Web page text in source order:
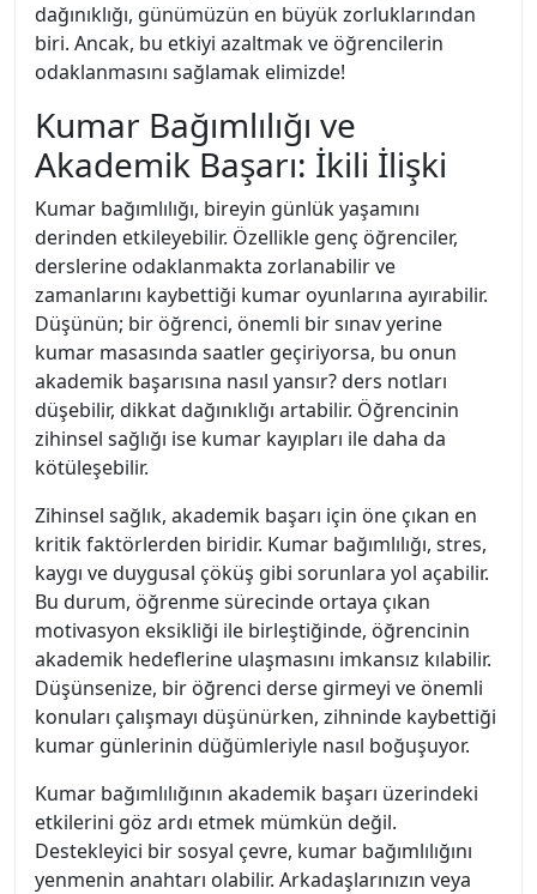
dağınıklığı, günümüzün en büyük zorluklarından
biri. Ancak, bu etkiyi azaltmak ve öğrencilerin
odaklanmasını sağlamak elimizde!
Kumar Bağımlılığı ve
Akademik Başarı: İkili İlişki
Kumar bağımlılığı, bireyin günlük yaşamını
derinden etkileyebilir. Özellikle genç öğrenciler,
derslerine odaklanmakta zorlanabilir ve
zamanlarını kaybettiği kumar oyunlarına ayırabilir.
Düşünün; bir öğrenci, önemli bir sınav yerine
kumar masasında saatler geçiriyorsa, bu onun
akademik başarısına nasıl yansır? ders notları
düşebilir, dikkat dağınıklığı artabilir. Öğrencinin
zihinsel sağlığı ise kumar kayıpları ile daha da
kötüleşebilir.
Zihinsel sağlık, akademik başarı için öne çıkan en
kritik faktörlerden biridir. Kumar bağımlılığı, stres,
kaygı ve duygusal çöküş gibi sorunlara yol açabilir.
Bu durum, öğrenme sürecinde ortaya çıkan
motivasyon eksikliği ile birleştiğinde, öğrencinin
akademik hedeflerine ulaşmasını imkansız kılabilir.
Düşünsenize, bir öğrenci derse girmeyi ve önemli
konuları çalışmayı düşünürken, zihninde kaybettiği
kumar günlerinin düğümleriyle nasıl boğuşuyor.
Kumar bağımlılığının akademik başarı üzerindeki
etkilerini göz ardı etmek mümkün değil.
Destekleyici bir sosyal çevre, kumar bağımlılığını
yenmenin anahtarı olabilir. Arkadaşlarınızın veya